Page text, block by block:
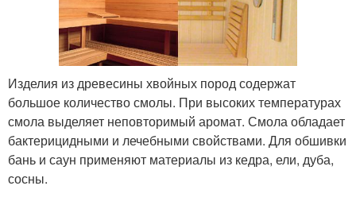
Изделия из древесины хвойных пород содержат
большое количество смолы. При высоких температурах
смола выделяет неповторимый аромат. Смола обладает
бактерицидными и лечебными свойствами. Для обшивки
бань и саун применяют материалы из кедра, ели, дуба,
сосны.